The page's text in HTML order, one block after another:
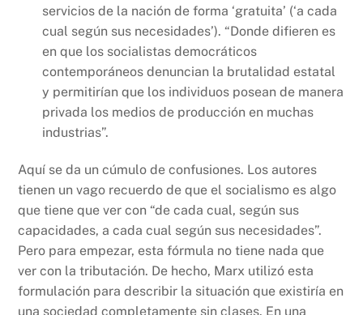
servicios de la nación de forma ‘gratuita’ (‘a cada
cual según sus necesidades’). “Donde difieren es
en que los socialistas democráticos
contemporáneos denuncian la brutalidad estatal
y permitirían que los individuos posean de manera
privada los medios de producción en muchas
industrias”.
Aquí se da un cúmulo de confusiones. Los autores
tienen un vago recuerdo de que el socialismo es algo
que tiene que ver con “de cada cual, según sus
capacidades, a cada cual según sus necesidades”.
Pero para empezar, esta fórmula no tiene nada que
ver con la tributación. De hecho, Marx utilizó esta
formulación para describir la situación que existiría en
una sociedad completamente sin clases. En una